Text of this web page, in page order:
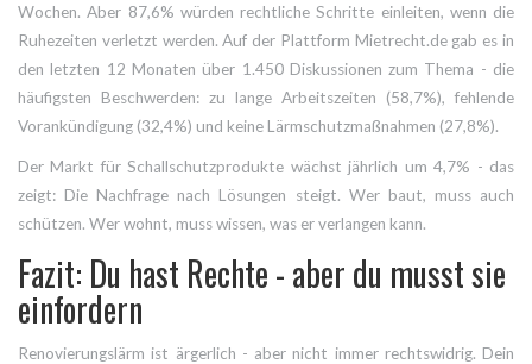
Wochen. Aber 87,6% würden rechtliche Schritte einleiten, wenn die
Ruhezeiten verletzt werden. Auf der Plattform Mietrecht.de gab es in
den letzten 12 Monaten über 1.450 Diskussionen zum Thema - die
häufigsten Beschwerden: zu lange Arbeitszeiten (58,7%), fehlende
Vorankündigung (32,4%) und keine Lärmschutzmaßnahmen (27,8%).
Der Markt für Schallschutzprodukte wächst jährlich um 4,7% - das
zeigt: Die Nachfrage nach Lösungen steigt. Wer baut, muss auch
schützen. Wer wohnt, muss wissen, was er verlangen kann.
Fazit: Du hast Rechte - aber du musst sie
einfordern
Renovierungslärm ist ärgerlich - aber nicht immer rechtswidrig. Dein